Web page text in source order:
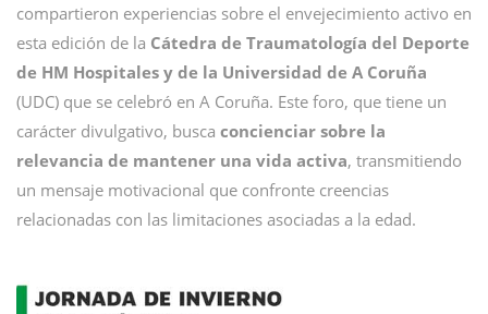
compartieron experiencias sobre el envejecimiento activo en
esta edición de la Cátedra de Traumatología del Deporte
de HM Hospitales y de la Universidad de A Coruña
(UDC) que se celebró en A Coruña. Este foro, que tiene un
carácter divulgativo, busca concienciar sobre la
relevancia de mantener una vida activa, transmitiendo
un mensaje motivacional que confronte creencias
relacionadas con las limitaciones asociadas a la edad.